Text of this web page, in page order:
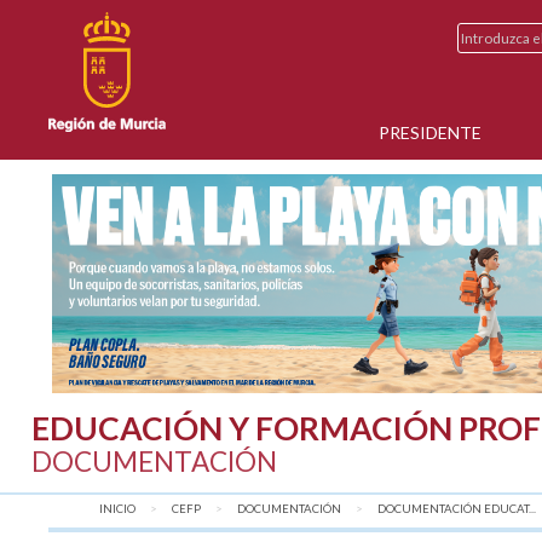
PRESIDENTE
EDUCACIÓN Y FORMACIÓN
DOCUMENTACIÓN
INICIO CEFP DOCUMENTACIÓN DOCUMENTACIÓN EDUCAT...